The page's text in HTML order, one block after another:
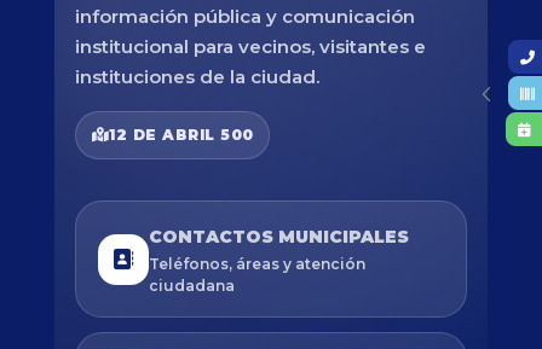
información pública y comunicación
institucional para vecinos, visitantes e
instituciones de la ciudad.
12 DE ABRIL 500
CONTACTOS MUNICIPALES
Teléfonos, áreas y atención
ciudadana